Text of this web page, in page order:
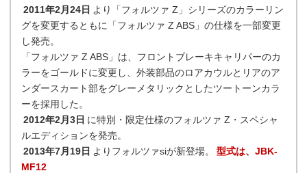
2011年2月24日 より「フォルツァ Z」シリーズのカラーリン
グを変更するともに「フォルツァ Z ABS」の仕様を一部変更
し発売。
「フォルツァ Z ABS」は、フロントブレーキキャリパーのカ
ラーをゴールドに変更し、外装部品のロアカウルとリアのア
ンダースカート部をグレーメタリックとしたツートーンカラ
ーを採用した。
2012年2月3日 に特別・限定仕様のフォルツァ Z・スペシャ
ルエディションを発売。
2013年7月19日 よりフォルツァsiが新登場。
型式は、JBK-
MF12